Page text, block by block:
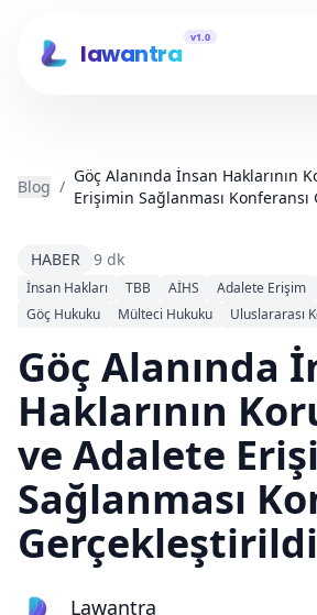
lawantra
v1.0
Blog /
Göç Alanında İnsan Haklarının
Erişimin Sağlanması
HABER 9 dk
İnsan Hakları TBB AİHS Adalete Erişim
Göç Hukuku
Mülteci Hukuku Uluslararası
Göç Alanında
Haklarının
ve Adalete
Sağlanması
Gerçekleştirildi
Lawantra